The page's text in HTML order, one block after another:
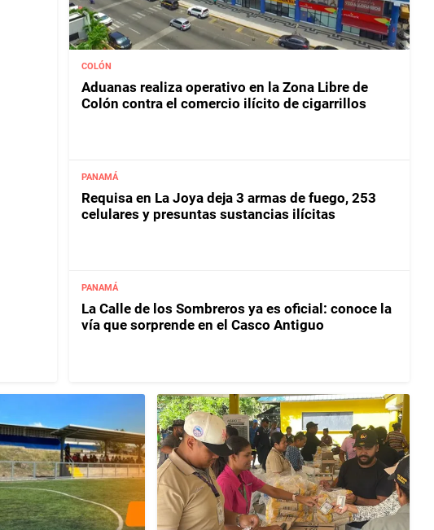
COLÓN
Aduanas realiza operativo en la Zona Libre de
Colón contra el comercio ilícito de cigarrillos
PANAMÁ
Requisa en La Joya deja 3 armas de fuego, 253
celulares y presuntas sustancias ilícitas
PANAMÁ
La Calle de los Sombreros ya es oficial: conoce la
vía que sorprende en el Casco Antiguo